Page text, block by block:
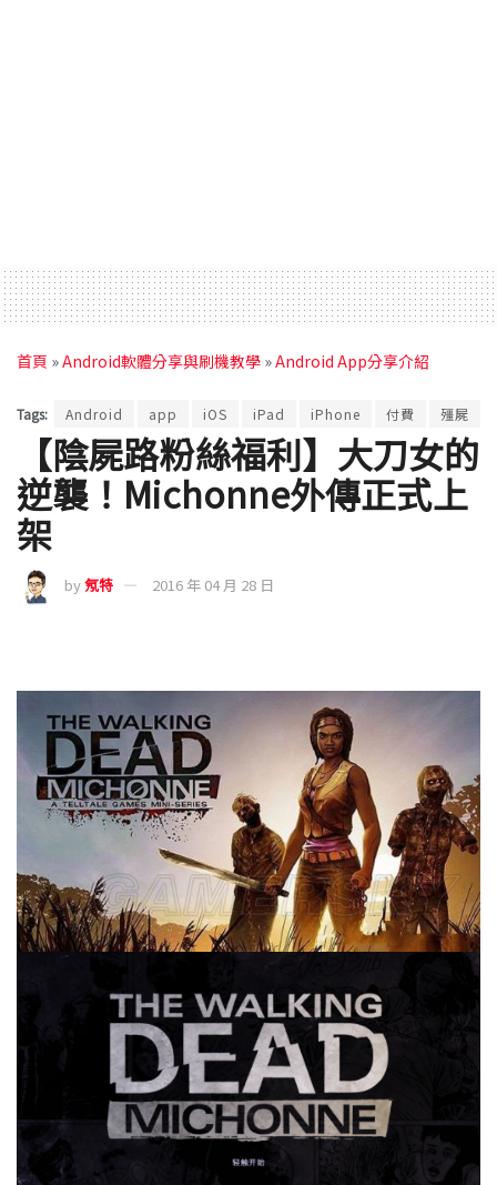
首頁 »Android軟體分享與刷機教學 »Android App分享介紹
Tags: Android app iOS iPad iPhone 付費 殭屍
【陰屍路粉絲福利】大刀女的
逆襲！Michonne外傳正式上
架
by氖特 2016 年 04 月 28 日